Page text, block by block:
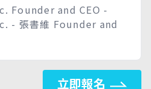
Founder and CEO -
- 張書維 Founder and
立即報名